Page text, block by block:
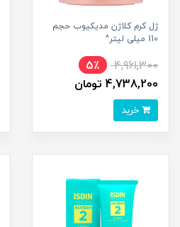
ژل کرم کلاژن مدیکیوب حجم
110 میلی لیتر^
4,961,300
5٪
4,738,200 تومان